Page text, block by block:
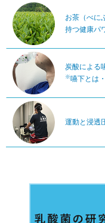
お茶（べに
持つ健康パ
炭酸による
※嚥下とは
運動と浸透